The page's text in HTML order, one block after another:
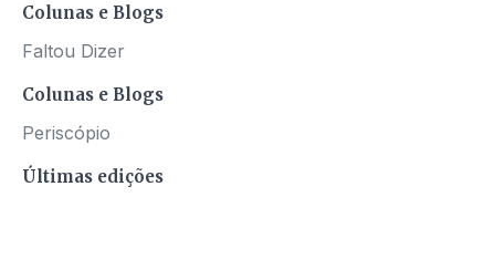
Colunas e Blogs
Faltou Dizer
Colunas e Blogs
Periscópio
Últimas edições